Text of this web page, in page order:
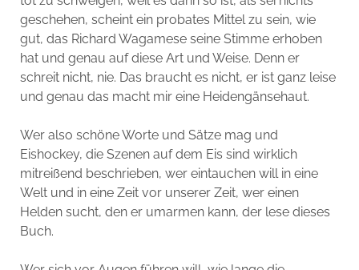
geschehen, scheint ein probates Mittel zu sein, wie
gut, das Richard Wagamese seine Stimme erhoben
hat und genau auf diese Art und Weise. Denn er
schreit nicht, nie. Das braucht es nicht, er ist ganz leise
und genau das macht mir eine Heidengänsehaut.
Wer also schöne Worte und Sätze mag und
Eishockey, die Szenen auf dem Eis sind wirklich
mitreißend beschrieben, wer eintauchen will in eine
Welt und in eine Zeit vor unserer Zeit, wer einen
Helden sucht, den er umarmen kann, der lese dieses
Buch.